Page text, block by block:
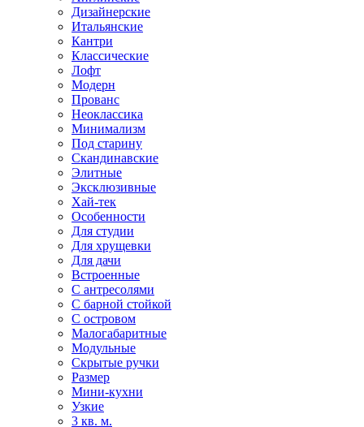
Дизайнерские
Итальянские
Кантри
Классические
Лофт
Модерн
Прованс
Неоклассика
Минимализм
Под старину
Скандинавские
Элитные
Эксклюзивные
Хай-тек
Особенности
Для студии
Для хрущевки
Для дачи
Встроенные
С антресолями
С барной стойкой
С островом
Малогабаритные
Модульные
Скрытые ручки
Размер
Мини-кухни
Узкие
3 кв. м.